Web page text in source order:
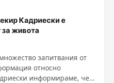
Кадриески е
за живота
запитвания от
относно
информираме, че